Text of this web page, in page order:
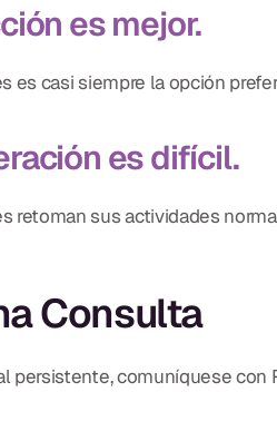
es mejor.
es casi siempre la opción
es difícil.
retoman sus actividades
Consulta
persistente, comuníquese